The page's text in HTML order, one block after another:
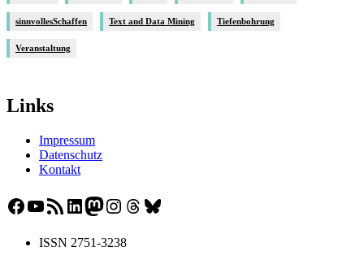
sinnvollesSchaffen Text and Data Mining Tiefenbohrung
Veranstaltung
Links
Impressum
Datenschutz
Kontakt
Facebook YouTube RSS-Feed LinkedIn Mastodon Instagram Threads Bluesky
ISSN 2751-3238